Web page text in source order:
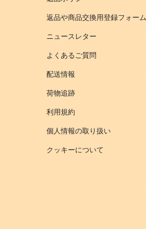
返品や商品交換用登録フォーム
ニュースレター
よくあるご質問
配送情報
荷物追跡
利用規約
個人情報の取り扱い
クッキーについて